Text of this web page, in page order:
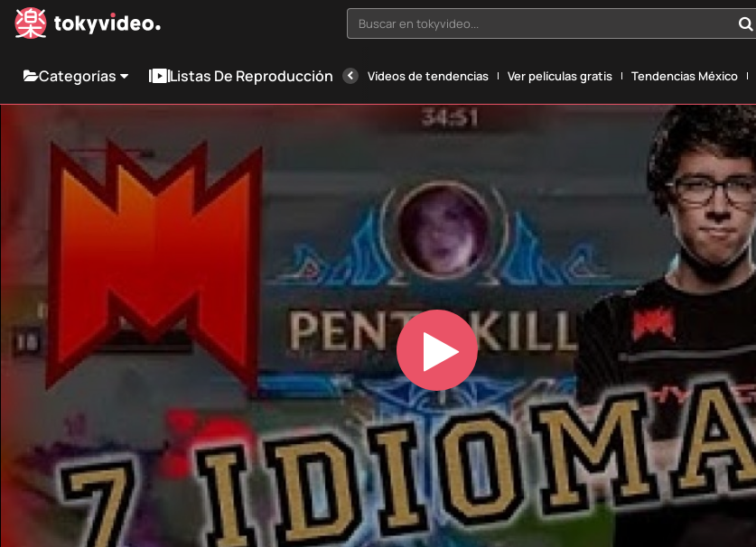
Buscar en tokyvideo...
Categorías Listas De Reproducción Vídeos de tendencias Ver películas gratis Tendencias México
Play
Video